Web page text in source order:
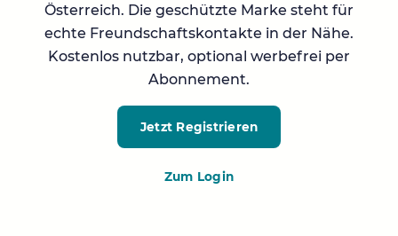
Österreich. Die geschützte Marke steht für
echte Freundschaftskontakte in der Nähe.
Kostenlos nutzbar, optional werbefrei per
Abonnement.
Jetzt Registrieren
Zum Login